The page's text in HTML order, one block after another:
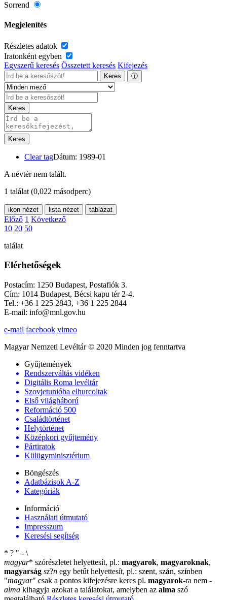
Sorrend
Megjelenítés
Részletes adatok
Iratonként egyben
Egyszerű keresés Összetett keresés Kifejezés
Keres ⓘ
Keres
Keres
Clear tagDátum: 1989-01
A névtér nem talált.
1 találat (0,022 másodperc)
ikon nézet lista nézet táblázat
Előző 1 Következő
10 20 50
találat
Elérhetőségek
Postacím: 1250 Budapest, Postafiók 3.
Cím: 1014 Budapest, Bécsi kapu tér 2-4.
Tel.: +36 1 225 2843, +36 1 225 2844
E-mail: info@mnl.gov.hu
e-mail facebook vimeo
Magyar Nemzeti Levéltár © 2020 Minden jog fenntartva
Gyűjtemények
Rendszerváltás vidéken
Digitális Roma levéltár
Szovjetunióba elhurcoltak
Első világháború
Reformáció 500
Családtörténet
Helytörténet
Középkori gyűjtemény
Pártiratok
Külügyminisztérium
Böngészés
Adatbázisok A-Z
Kategóriák
Információ
Használati útmutató
Impresszum
Keresési segítség
* ? " - \
magyar* szórészletet helyettesít, pl.: magyarok, magyaroknak,
magyarság sz?n egy betűt helyettesít, pl.: szent, szán, színben
"magyar" csak a pontos kifejezésre keres pl. magyarok-ra nem -
alma kihagyja azokat a találatokat, amelyben az alma szó